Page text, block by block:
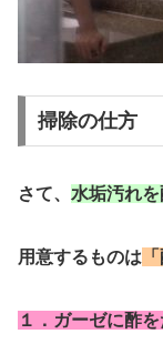
掃除の仕方
さて、 水垢汚れ
用意するものは
１．ガーゼに酢